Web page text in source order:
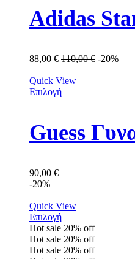
Adidas
88,00 € 110,00€ -20%
Quick View
Επιλογή
Guess
90,00 €
-20%
Quick View
Επιλογή
Hot sale 20% off
Hot sale 20% off
Hot sale 20% off